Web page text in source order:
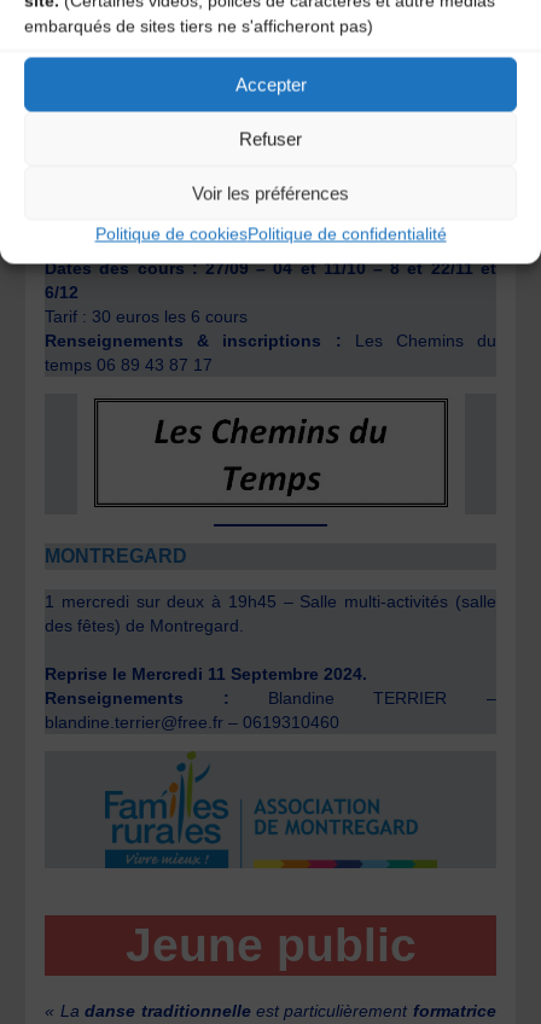
embarqués de sites tiers ne s'afficheront pas)
Accepter
Refuser
Voir les préférences
Politique de cookiesPolitique de confidentialité
POLIGNAC – Association les Chemins du temps
Le vendredi de 20h30 à 22h30
Dates des cours : 27/09 – 04 et 11/10 – 8 et 22/11 et
6/12
Tarif : 30 euros les 6 cours
Renseignements & inscriptions : Les Chemins du
temps 06 89 43 87 17
MONTREGARD
1 mercredi sur deux à 19h45 – Salle multi-activités (salle
des fêtes) de Montregard.
Reprise le Mercredi 11 Septembre 2024.
Renseignements :
Blandine TERRIER –
blandine.terrier@free.fr – 0619310460
Jeune public
« Ladanse traditionnelleest particulièrement formatrice